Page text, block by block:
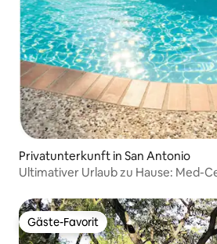
Privatunterkunft in San Antonio
Ultimativer Urlaub zu Hause: Med-
Gäste-Favorit
Gäste-Favorit